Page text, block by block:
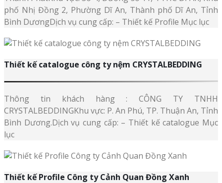
phố Nhị Đồng 2, Phường Dĩ An, Thành phố Dĩ An, Tỉnh
Bình DươngDịch vụ cung cấp: – Thiết kế Profile Mục lục
Thiết kế catalogue công ty nệm CRYSTALBEDDING
Thông tin khách hàng : CÔNG TY TNHH
CRYSTALBEDDINGKhu vực: P. An Phú, TP. Thuận An, Tỉnh
Bình Dương.Dịch vụ cung cấp: – Thiết kế catalogue Mục
lục
Thiết kế Profile Công ty Cảnh Quan Đồng Xanh